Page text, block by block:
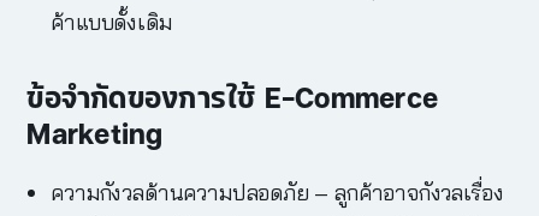
ค้าแบบดั้งเดิม
ข้อจำกัดของการใช้ E-Commerce
Marketing
ความกังวลด้านความปลอดภัย – ลูกค้าอาจกังวลเรื่อง